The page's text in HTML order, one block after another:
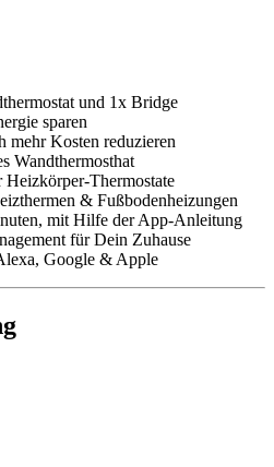
und 1x Bridge
sparen
mehr Kosten reduzieren
Wandthermosthat
Thermostate
& Fußbodenheizungen
mit Hilfe der App-Anleitung
für Dein Zuhause
Google & Apple